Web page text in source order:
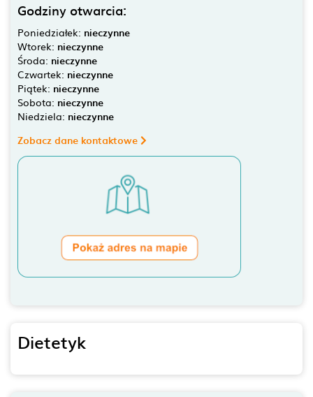
Godziny otwarcia:
Poniedziałek: nieczynne
Wtorek: nieczynne
Środa: nieczynne
Czwartek: nieczynne
Piątek: nieczynne
Sobota: nieczynne
Niedziela: nieczynne
Zobacz dane kontaktowe
Dietetyk